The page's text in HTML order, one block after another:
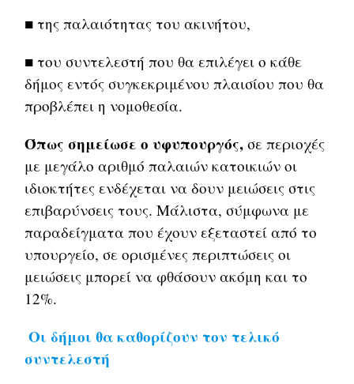
■ της παλαιότητας του ακινήτου,
■ του συντελεστή που θα επιλέγει ο κάθε
δήμος εντός συγκεκριμένου πλαισίου που θα
προβλέπει η νομοθεσία.
Όπως σημείωσε ο υφυπουργός, σε περιοχές
με μεγάλο αριθμό παλαιών κατοικιών οι
ιδιοκτήτες ενδέχεται να δουν μειώσεις στις
επιβαρύνσεις τους. Μάλιστα, σύμφωνα με
παραδείγματα που έχουν εξεταστεί από το
υπουργείο, σε ορισμένες περιπτώσεις οι
μειώσεις μπορεί να φθάσουν ακόμη και το
12%.
Οι δήμοι θα καθορίζουν τον τελικό
συντελεστή